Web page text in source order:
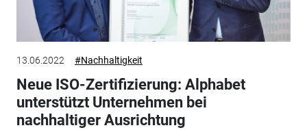
13.06.2022 #Nachhaltigkeit
Neue ISO-Zertifizierung: Alphabet
unterstützt Unternehmen bei
nachhaltiger Ausrichtung